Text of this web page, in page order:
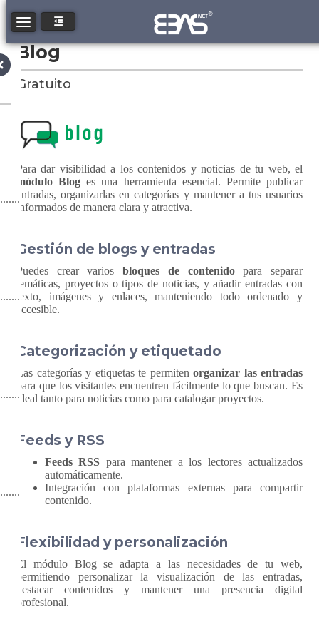
Toggle navigation
Blog
Gratuito
Para dar visibilidad a los contenidos y noticias de tu web, el
módulo Blog es una herramienta esencial. Permite publicar
entradas, organizarlas en categorías y mantener a tus usuarios
informados de manera clara y atractiva.
Gestión de blogs y entradas
Puedes crear variosbloques de contenidopara separar
temáticas, proyectos o tipos de noticias, y añadir entradas con
texto, imágenes y enlaces, manteniendo todo ordenado y
accesible.
Categorización y etiquetado
Las categorías y etiquetas te permiten organizar las entradas
para que los visitantes encuentren fácilmente lo que buscan. Es
ideal tanto para noticias como para catalogar proyectos.
Feeds y RSS
Feeds RSS para mantener a los lectores actualizados
automáticamente.
Integración con plataformas externas para compartir
contenido.
Flexibilidad y personalización
El módulo Blog se adapta a las necesidades de tu web,
permitiendo personalizar la visualización de las entradas,
destacar contenidos y mantener una presencia digital
profesional.